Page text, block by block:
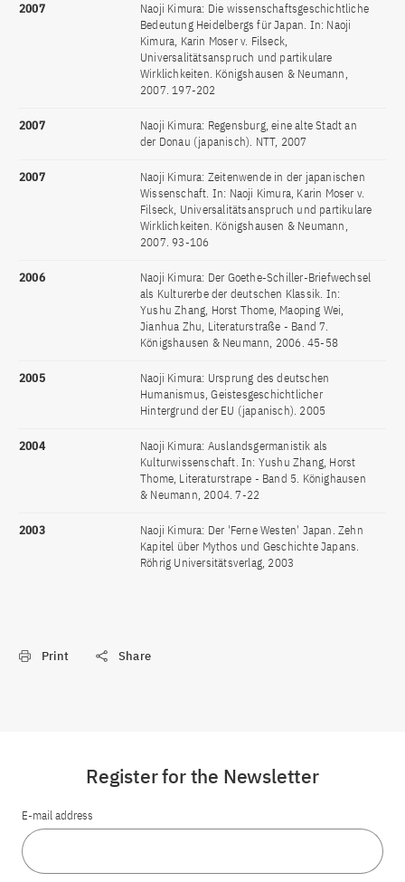
2007
Naoji Kimura: Die wissenschaftsgeschichtliche
Bedeutung Heidelbergs für Japan. In: Naoji
Kimura, Karin Moser v. Filseck,
Universalitätsanspruch und partikulare
Wirklichkeiten. Königshausen & Neumann,
2007. 197-202
2007
Naoji Kimura: Regensburg, eine alte Stadt an
der Donau (japanisch). NTT, 2007
2007
Naoji Kimura: Zeitenwende in der japanischen
Wissenschaft. In: Naoji Kimura, Karin Moser v.
Filseck, Universalitätsanspruch und partikulare
Wirklichkeiten. Königshausen & Neumann,
2007. 93-106
2006
Naoji Kimura: Der Goethe-Schiller-Briefwechsel
als Kulturerbe der deutschen Klassik. In:
Yushu Zhang, Horst Thome, Maoping Wei,
Jianhua Zhu, Literaturstraße - Band 7.
Königshausen & Neumann, 2006. 45-58
2005
Naoji Kimura: Ursprung des deutschen
Humanismus, Geistesgeschichtlicher
Hintergrund der EU (japanisch). 2005
2004
Naoji Kimura: Auslandsgermanistik als
Kulturwissenschaft. In: Yushu Zhang, Horst
Thome, Literaturstrape - Band 5. Könighausen
& Neumann, 2004. 7-22
2003
Naoji Kimura: Der 'Ferne Westen' Japan. Zehn
Kapitel über Mythos und Geschichte Japans.
Röhrig Universitätsverlag, 2003
Print Share
Register for the Newsletter
E-mail address